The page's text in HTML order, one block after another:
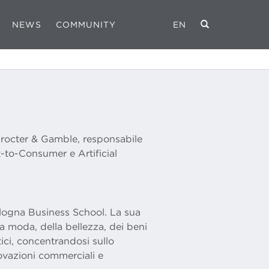
NEWS COMMUNITY EN
& Gamble, responsabile
to-Consumer e Artificial
Business School. La sua
moda, della bellezza, dei beni
concentrandosi sullo
commerciali e